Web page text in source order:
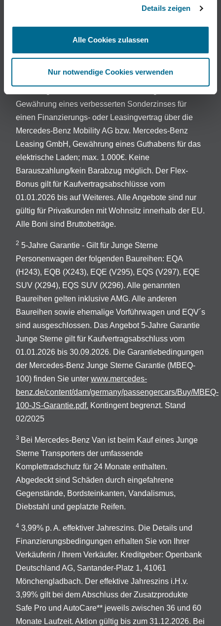
Details zeigen
Alle Cookies zulassen
Nur notwendige Cookies verwenden
Baureihen EQA (H243), EQB (X243), EQE (V295),
Baureihe EQV ist ausgeschlossen. Nur nutzbar für
Gewährung eines verbesserten Sonderzinses für
einen Finanzierungs- oder Leasingvertrag über die
Mercedes-Benz Mobility AG bzw. Mercedes-Benz
Leasing GmbH, Gewährung eines Guthabens für das
elektrische Laden; max. 1.000€. Keine
Barauszahlung/kein Barabzug möglich. Der Flex-
Bonus gilt für Kaufvertragsabschlüsse vom
01.01.2026 bis auf Weiteres. Alle Angebote sind nur
gültig für Privatkunden mit Wohnsitz innerhalb der EU.
Alle Boni sind Bruttobeträge.
2 5-Jahre Garantie - Gilt für Junge Sterne
Personenwagen der folgenden Baureihen: EQA
(H243), EQB (X243), EQE (V295), EQS (V297), EQE
SUV (X294), EQS SUV (X296). Alle genannten
Baureihen gelten inklusive AMG. Alle anderen
Baureihen sowie ehemalige Vorführwagen und EQV´s
sind ausgeschlossen. Das Angebot 5-Jahre Garantie
Junge Sterne gilt für Kaufvertragsabschluss vom
01.01.2026 bis 30.09.2026. Die Garantiebedingungen
der Mercedes-Benz Junge Sterne Garantie (MBEQ-
100) finden Sie unter www.mercedes-
benz.de/content/dam/germany/passengercars/Buy/MBEQ-
100-JS-Garantie.pdf. Kontingent begrenzt. Stand
02/2025
3 Bei Mercedes-Benz Van ist beim Kauf eines Junge
Sterne Transporters der umfassende
Komplettradschutz für 24 Monate enthalten.
Abgedeckt sind Schäden durch eingefahrene
Gegenstände, Bordsteinkanten, Vandalismus,
Diebstahl und geplatzte Reifen.
4 3,99% p. A. effektiver Jahreszins. Die Details und
Finanzierungsbedingungen erhalten Sie von Ihrer
Verkäuferin / Ihrem Verkäufer. Kreditgeber: Openbank
Deutschland AG, Santander-Platz 1, 41061
Mönchengladbach. Der effektive Jahreszins i.H.v.
3,99% gilt bei dem Abschluss der Zusatzprodukte
Safe Pro und AutoCare** jeweils zwischen 36 und 60
Monate Laufzeit. Aktion gültig bis zum 31.12.2026. Bei